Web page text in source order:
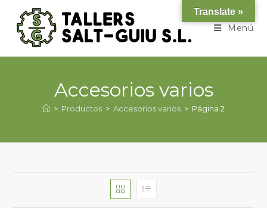
Menú
Accesorios varios
> Productos > Accesorios varios > Página 2
Translate »